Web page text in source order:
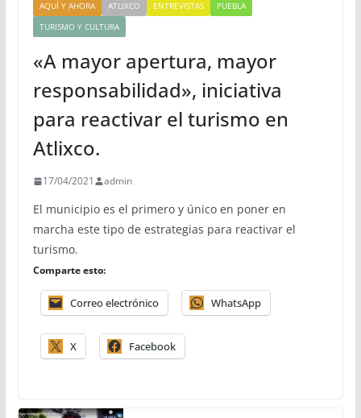
AQUÍ Y AHORA ATLIXCO ENTREVISTAS
PUEBLA
TURISMO Y CULTURA
«A mayor apertura, mayor
responsabilidad», iniciativa
para reactivar el turismo en
Atlixco.
17/04/2021 admin
El municipio es el primero y único en poner en
marcha este tipo de estrategias para reactivar el
turismo.
Comparte esto:
Correo electrónico WhatsApp
X Facebook